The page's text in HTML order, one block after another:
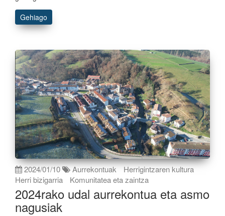
Gehiago
2024/01/10 Aurrekontuak
Herrigintzaren kultura
Herri bizigarria
Komunitatea eta zaintza
2024rako udal aurrekontua eta asmo
nagusiak